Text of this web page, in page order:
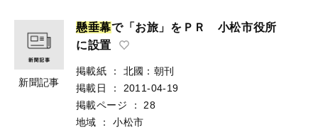
新聞記事
懸垂幕で「お旅」をＰＲ 小松市役所
に設置
掲載紙 ：
北國：朝刊
掲載日
：
2011-04-19
掲載ページ
：
28
地域
：
小松市